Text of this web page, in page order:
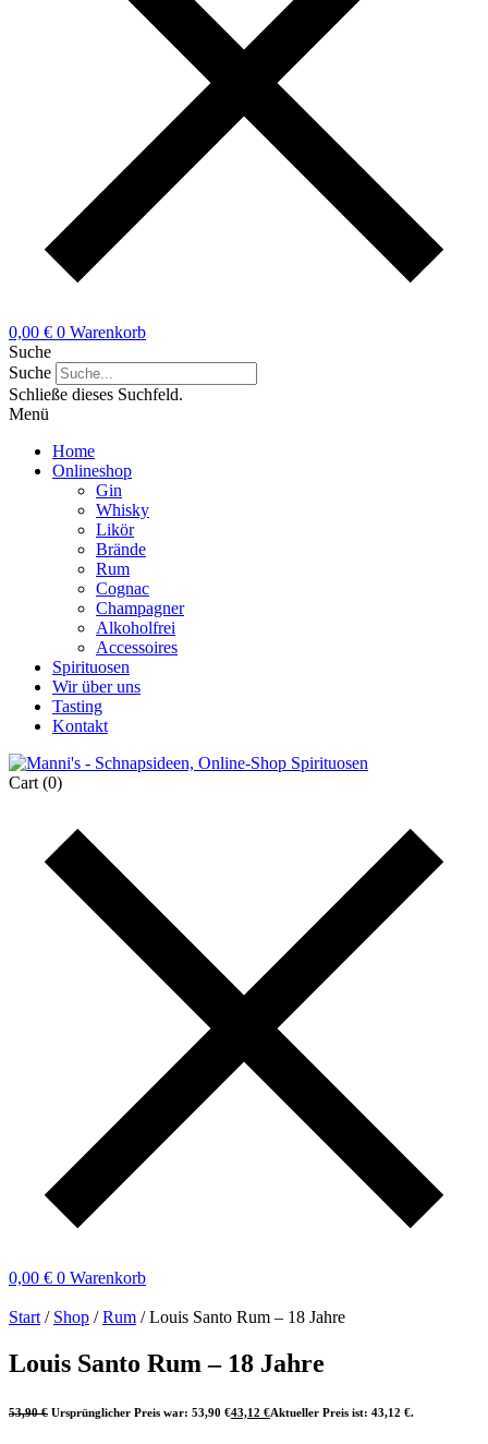
0,00 € 0 Warenkorb
Suche
Suche
Schließe dieses Suchfeld.
Menü
Home
Onlineshop
Gin
Whisky
Likör
Brände
Rum
Cognac
Champagner
Alkoholfrei
Accessoires
Spirituosen
Wir über uns
Tasting
Kontakt
Cart (0)
0,00 € 0 Warenkorb
Start / Shop /Rum / Louis Santo Rum – 18 Jahre
Louis Santo Rum – 18 Jahre
53,90€ Ursprünglicher Preis war: 53,90 €43,12 €Aktueller Preis ist: 43,12 €.